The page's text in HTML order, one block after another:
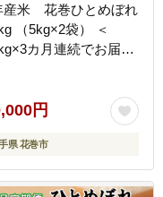
産米 花巻ひとめぼれ
（5kg×2袋） ＜
カ月連続でお届け
円
県 花巻市